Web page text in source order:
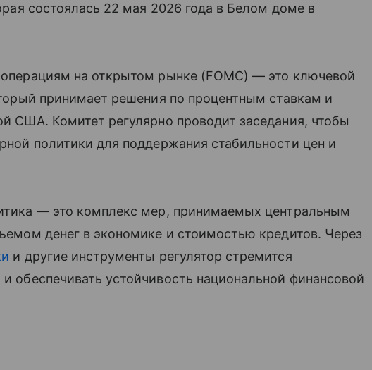
состоялась 22 мая 2026 года в Белом доме в
на открытом рынке (FOMC) — это ключевой
принимает решения по процентным ставкам и
США. Комитет регулярно проводит заседания, чтобы
политики для поддержания стабильности цен и
— это комплекс мер, принимаемых центральным
денег в экономике и стоимостью кредитов. Через
и другие инструменты регулятор стремится
и обеспечивать устойчивость национальной финансовой